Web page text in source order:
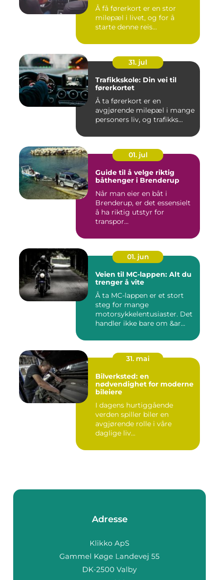
Å få førerkort er en stor
milepæl i livet, og for å
starte denne reis...
31. jul
Trafikkskole: Din vei til
førerkortet
Å ta førerkort er en
avgjørende milepæl i mange
personers liv, og trafikks...
01. jul
Guide til å velge riktig
båthenger i Brenderup
Når man eier en båt i
Brenderup, er det essensielt
å ha riktig utstyr for
transpor...
01. jun
Veien til MC-lappen: Alt du
trenger å vite
Å ta MC-lappen er et stort
steg for mange
motorsykkelentusiaster. Det
handler ikke bare om &ar...
31. mai
Bilverksted: en
nødvendighet for moderne
bileiere
I dagens hurtiggående
verden spiller biler en
avgjørende rolle i våre
daglige liv...
Adresse